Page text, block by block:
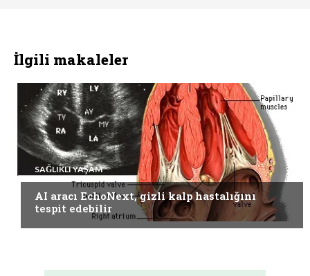
İlgili makaleler
SAĞLIKLI YAŞAM
AI aracı EchoNext, gizli kalp hastalığını
tespit edebilir